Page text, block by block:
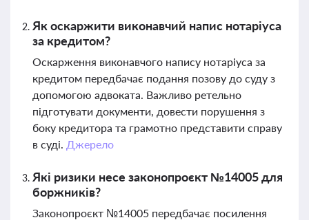
Як оскаржити виконавчий напис нотаріуса
за кредитом?
Оскарження виконавчого напису нотаріуса за
кредитом передбачає подання позову до суду з
допомогою адвоката. Важливо ретельно
підготувати документи, довести порушення з
боку кредитора та грамотно представити справу
в суді. Джерело
Які ризики несе законопроєкт №14005 для
боржників?
Законопроєкт №14005 передбачає посилення